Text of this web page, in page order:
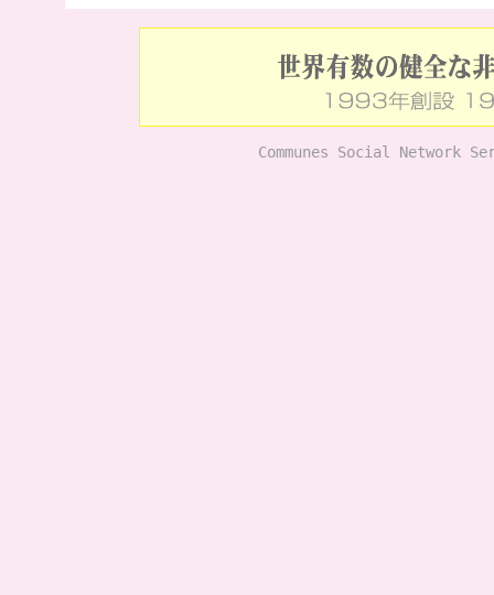
Communes Social Network